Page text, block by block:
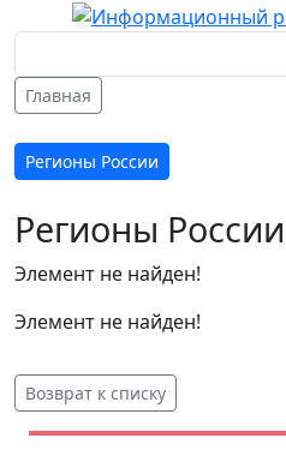
Главная
Регионы России
Регионы России
Элемент не найден!
Элемент не найден!
Возврат к списку